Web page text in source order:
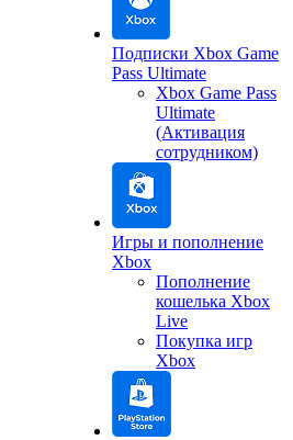
Подписки Xbox Game
Pass Ultimate
Xbox Game Pass
Ultimate
(Активация
сотрудником)
Игры и пополнение
Xbox
Пополнение
кошелька Xbox
Live
Покупка игр
Xbox